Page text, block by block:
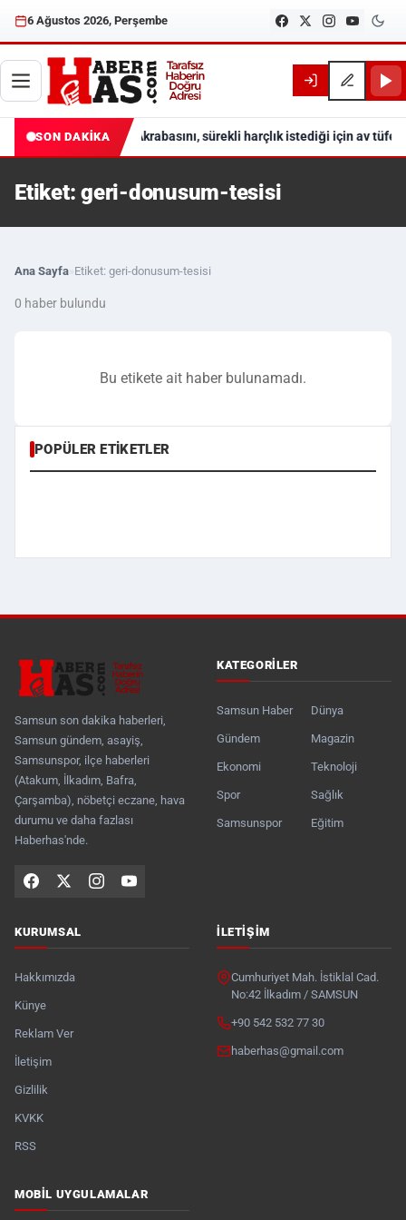
6 Ağustos 2026, Perşembe
SON DAKİKA Akrabasını, sürekli harçlık istediği için av
Etiket: geri-donusum-tesisi
Ana Sayfa Etiket: geri-donusum-tesisi
0 haber bulundu
Bu etikete ait haber bulunamadı.
POPÜLER ETIKETLER
Samsun son dakika haberleri,
Samsun gündem, asayiş,
Samsunspor, ilçe haberleri
(Atakum, İlkadım, Bafra,
Çarşamba), nöbetçi eczane, hava
durumu ve daha fazlası
Haberhas'nde.
KATEGORILER
Samsun Haber
Gündem
Ekonomi
Spor
Samsunspor
Dünya
Magazin
Teknoloji
Sağlık
Eğitim
KURUMSAL
Hakkımızda
Künye
Reklam Ver
İletişim
Gizlilik
KVKK
RSS
İLETIŞIM
Cumhuriyet Mah. İstiklal Cad.
No:42 İlkadım / SAMSUN
+90 542 532 77 30
haberhas@gmail.com
MOBIL UYGULAMALAR